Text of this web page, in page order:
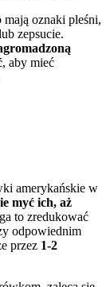
oznaki pleśni,
zepsucie.
, aby mieć
amerykańskie w
myć ich, aż
to zredukować
odpowiednim
przez 1-2